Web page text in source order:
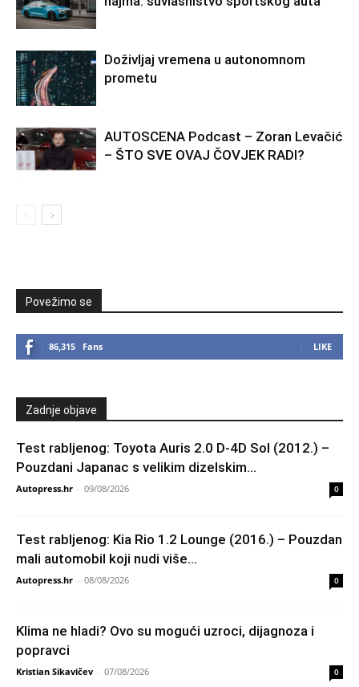
Doživljaj vremena u autonomnom
prometu
AUTOSCENA Podcast – Zoran Levačić
– ŠTO SVE OVAJ ČOVJEK RADI?
Povežimo se
86,315 Fans LIKE
Zadnje objave
Test rabljenog: Toyota Auris 2.0 D-4D Sol (2012.) –
Pouzdani Japanac s velikim dizelskim...
Autopress.hr - 09/08/2026 0
Test rabljenog: Kia Rio 1.2 Lounge (2016.) – Pouzdan
mali automobil koji nudi više...
Autopress.hr - 08/08/2026 0
Klima ne hladi? Ovo su mogući uzroci, dijagnoza i
popravci
Kristian Sikavičev - 07/08/2026 0